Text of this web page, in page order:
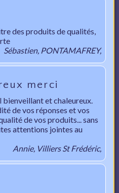
des produits de qualités,
Sébastien, PONTAMAFREY,
merci
et chaleureux.
de vos réponses et vos
de vos produits... sans
attentions jointes au
Annie, Villiers St Frédéric,